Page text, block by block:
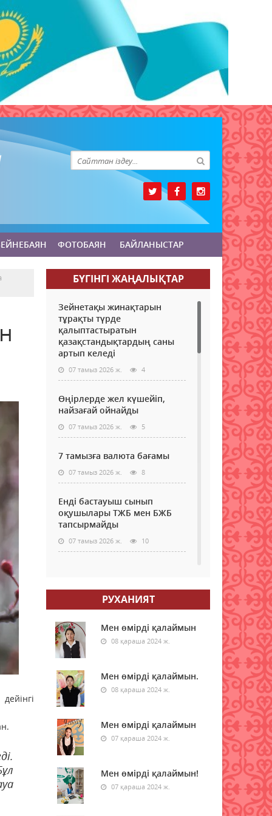
ФОТОБАЯН БАЙЛАНЫСТАР
БҮГІНГI ЖАҢАЛЫҚТАР
Зейнетақы жинақтарын
тұрақты түрде
қалыптастыратын
қазақстандықтардың саны
артып келеді
07 тамыз 2026 ж. 4
Өңірлерде жел күшейіп,
найзағай ойнайды
07 тамыз 2026 ж. 5
7 тамызға валюта бағамы
07 тамыз 2026 ж. 8
Енді бастауыш сынып
оқушылары ТЖБ мен БЖБ
тапсырмайды
07 тамыз 2026 ж. 10
бойынша кездесу өтті
07 тамыз 2026 ж. 22
Шетелде жүрген
қазақстандықтар Құрылтай
сайлауында қалай дауыс
береді?
07 тамыз 2026 ж. 44
Енді үй жануарларының
төлқұжаты eGov Mobile-да
қолжетімді
06 тамыз 2026 ж.
Доллар бағасы тағы да түсті
06 тамыз 2026 ж.
РУХАНИЯТ
Мен өмірді қалаймын
08 қараша 2024 ж.
Мен өмірді қалаймын.
08 қараша 2024 ж.
Мен өмірді қалаймын
07 қараша 2024 ж.
Мен өмірді қалаймын!
07 қараша 2024 ж.